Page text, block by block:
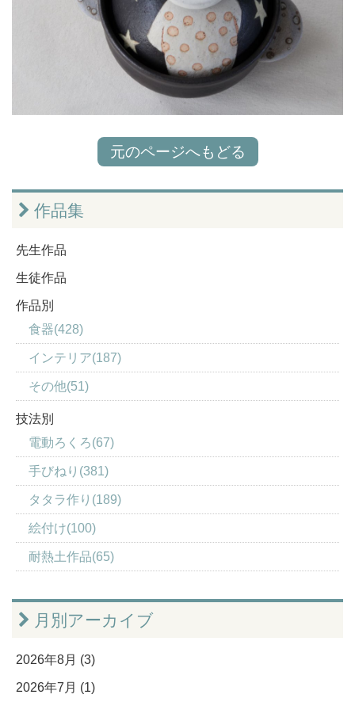
元のページへもどる
作品集
先生作品
生徒作品
作品別
食器(428)
インテリア(187)
その他(51)
技法別
電動ろくろ(67)
手びねり(381)
タタラ作り(189)
絵付け(100)
耐熱土作品(65)
月別アーカイブ
2026年8月 (3)
2026年7月 (1)